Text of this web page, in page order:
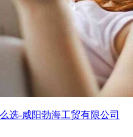
选-咸阳勃海工贸有限公司